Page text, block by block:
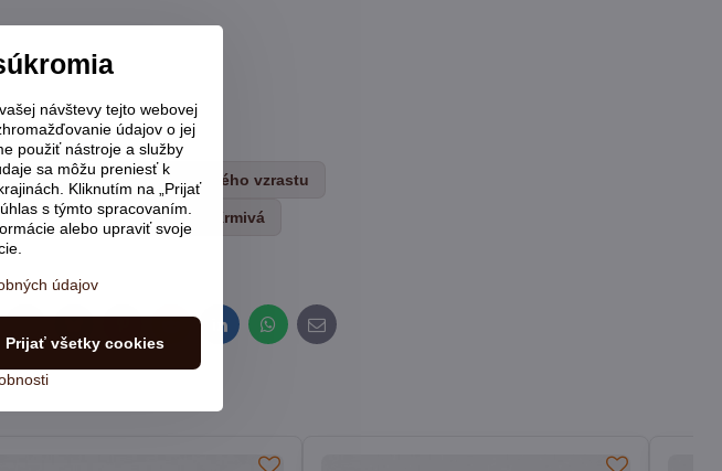
Pre šteňatá
vzrastu Pre psy veľkého vzrastu
Pre dospelé psy Krmivá
LinkedInWhatsApp
E-
mail
návštevy tejto webovej
údajov o jej
použiť nástroje a služby
sa môžu preniesť k
Kliknutím na „Prijať
s týmto spracovaním.
alebo upraviť svoje
údajov
Prijať všetky cookies